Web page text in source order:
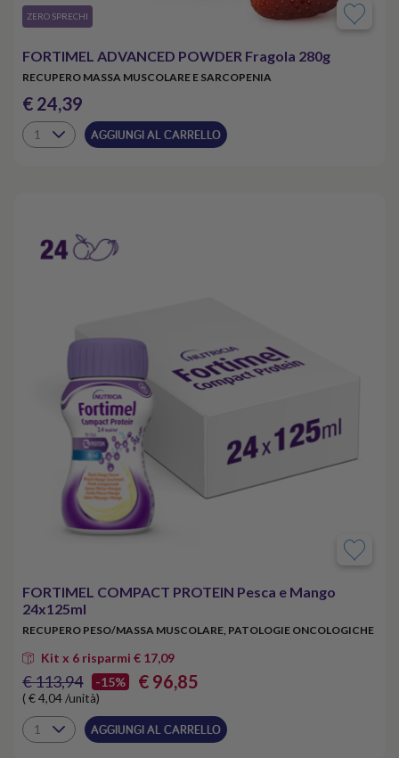
​ZERO SPRECHI
FORTIMEL ADVANCED POWDER Fragola 280g
RECUPERO MASSA MUSCOLARE E SARCOPENIA
€ 24,39
AGGIUNGI AL CARRELLO
FORTIMEL COMPACT PROTEIN Pesca e Mango
24x125ml
RECUPERO PESO/MASSA MUSCOLARE, PATOLOGIE ONCOLOGICHE
Kit x 6 risparmi € 17,09
€ 113,94 -15% € 96,85
( € 4,04 /unità)
AGGIUNGI AL CARRELLO